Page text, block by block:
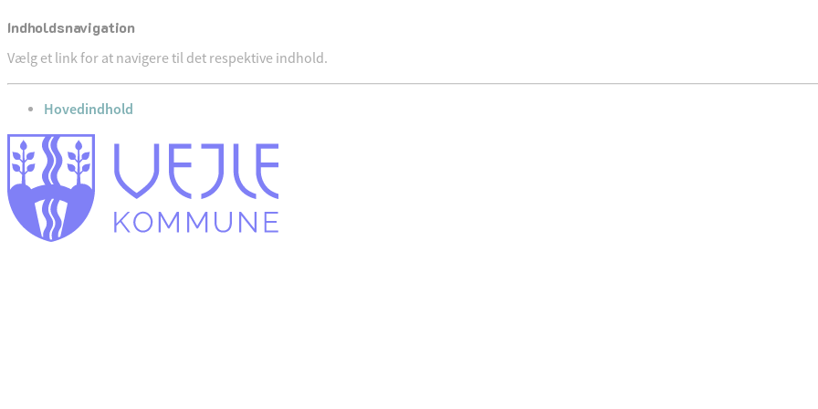
Indholdsnavigation
Vælg et link for at navigere til det respektive indhold.
gå til
Hovedindhold